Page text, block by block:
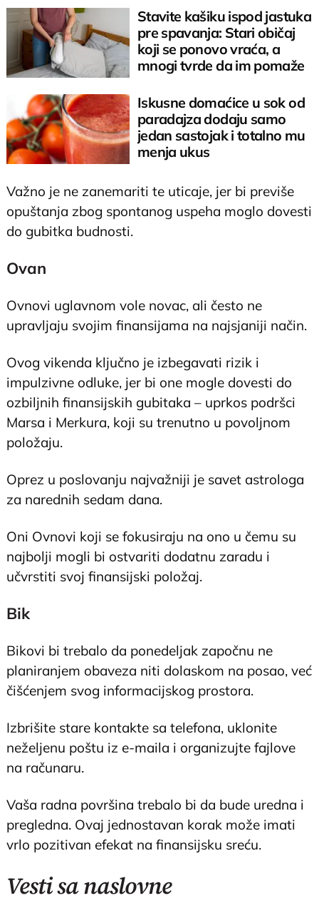
Stavite kašiku ispod jastuka
pre spavanja: Stari običaj
koji se ponovo vraća, a
mnogi tvrde da im pomaže
Iskusne domaćice u sok od
paradajza dodaju samo
jedan sastojak i totalno mu
menja ukus
Važno je ne zanemariti te uticaje, jer bi previše
opuštanja zbog spontanog uspeha moglo dovesti
do gubitka budnosti.
Ovan
Ovnovi uglavnom vole novac, ali često ne
upravljaju svojim finansijama na najsjaniji način.
Ovog vikenda ključno je izbegavati rizik i
impulzivne odluke, jer bi one mogle dovesti do
ozbiljnih finansijskih gubitaka – uprkos podršci
Marsa i Merkura, koji su trenutno u povoljnom
položaju.
Oprez u poslovanju najvažniji je savet astrologa
za narednih sedam dana.
Oni Ovnovi koji se fokusiraju na ono u čemu su
najbolji mogli bi ostvariti dodatnu zaradu i
učvrstiti svoj finansijski položaj.
Bik
Bikovi bi trebalo da ponedeljak započnu ne
planiranjem obaveza niti dolaskom na posao, već
čišćenjem svog informacijskog prostora.
Izbrišite stare kontakte sa telefona, uklonite
neželjenu poštu iz e-maila i organizujte fajlove
na računaru.
Vaša radna površina trebalo bi da bude uredna i
pregledna. Ovaj jednostavan korak može imati
vrlo pozitivan efekat na finansijsku sreću.
Vesti sa naslovne